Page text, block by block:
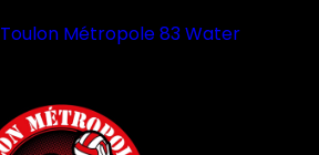
Toulon Métropole 83 Water